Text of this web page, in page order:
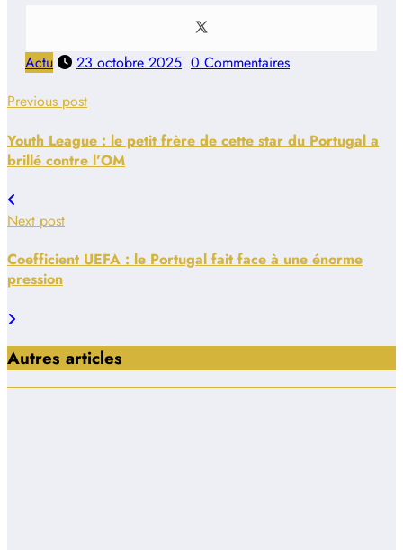
Actu 23 octobre 2025 0 Commentaires
Previous post
Youth League : le petit frère de cette star du Portugal a
brillé contre l’OM
Next post
Coefficient UEFA : le Portugal fait face à une énorme
pression
Autres articles